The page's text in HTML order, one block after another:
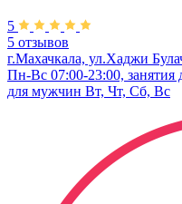
5
5 отзывов
г.Махачкала, ул.Хаджи
Пн-Вс 07:00-23:00,
для мужчин Вт, Чт, Сб, Вс